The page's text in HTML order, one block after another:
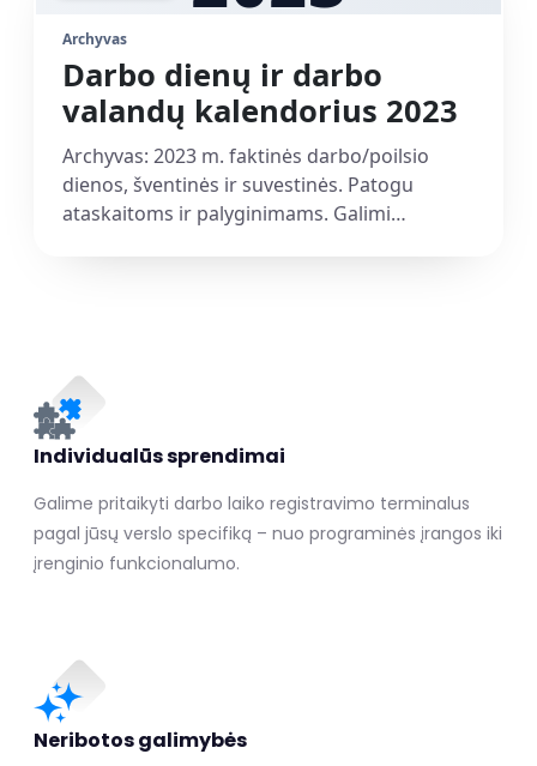
Archyvas
Darbo dienų ir darbo
valandų kalendorius 2023
Archyvas: 2023 m. faktinės darbo/poilsio
dienos, šventinės ir suvestinės. Patogu
ataskaitoms ir palyginimams. Galimi
Individualūs sprendimai
Galime pritaikyti darbo laiko registravimo terminalus
pagal jūsų verslo specifiką – nuo programinės įrangos iki
įrenginio funkcionalumo.
Neribotos galimybės